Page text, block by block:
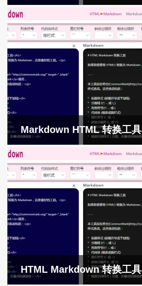
Markdown HTML 转换工具
HTML Markdown 转换工具